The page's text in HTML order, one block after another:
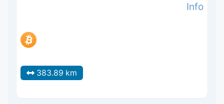
Info
383.89 km